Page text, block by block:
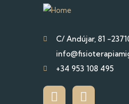
C/ Andújar, 81 -
+34 953 108 495